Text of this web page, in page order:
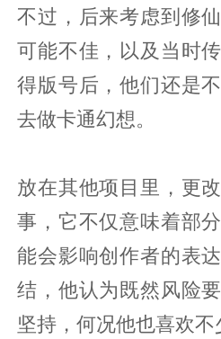
不过，后来考虑到修
可能不佳，以及当时
得版号后，他们还是
去做卡通幻想。
放在其他项目里，更
事，它不仅意味着部
能会影响创作者的表
结，他认为既然风险
坚持，何况他也喜欢不